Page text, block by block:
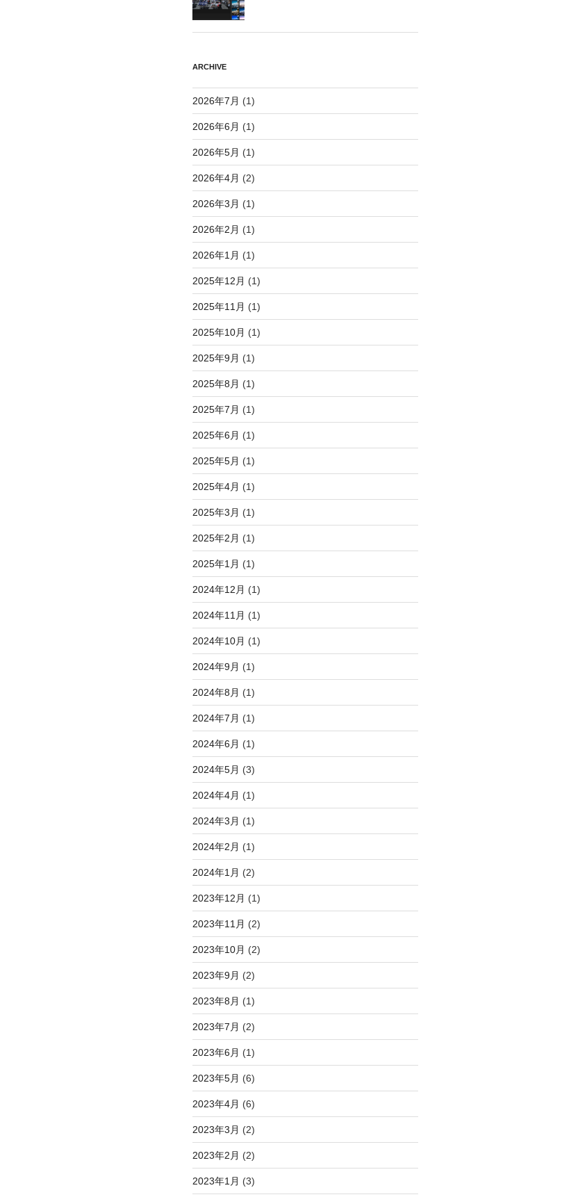
ARCHIVE
2026年7月 (1)
2026年6月 (1)
2026年5月 (1)
2026年4月 (2)
2026年3月 (1)
2026年2月 (1)
2026年1月 (1)
2025年12月 (1)
2025年11月 (1)
2025年10月 (1)
2025年9月 (1)
2025年8月 (1)
2025年7月 (1)
2025年6月 (1)
2025年5月 (1)
2025年4月 (1)
2025年3月 (1)
2025年2月 (1)
2025年1月 (1)
2024年12月 (1)
2024年11月 (1)
2024年10月 (1)
2024年9月 (1)
2024年8月 (1)
2024年7月 (1)
2024年6月 (1)
2024年5月 (3)
2024年4月 (1)
2024年3月 (1)
2024年2月 (1)
2024年1月 (2)
2023年12月 (1)
2023年11月 (2)
2023年10月 (2)
2023年9月 (2)
2023年8月 (1)
2023年7月 (2)
2023年6月 (1)
2023年5月 (6)
2023年4月 (6)
2023年3月 (2)
2023年2月 (2)
2023年1月 (3)